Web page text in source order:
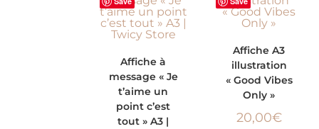
PANIER
Affiche à
message « Je
t’aime un
point c’est
tout » A3 |
PANIER
Affiche A3
illustration
« Good Vibes
Only »
20,00€